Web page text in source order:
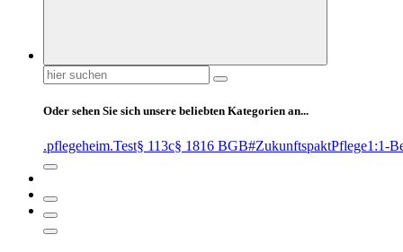
Suchen
nach:
Oder sehen Sie sich unsere beliebten Kategorien an...
.pflegeheim.Test§ 113c§ 1816 BGB#ZukunftspaktPflege1:1-